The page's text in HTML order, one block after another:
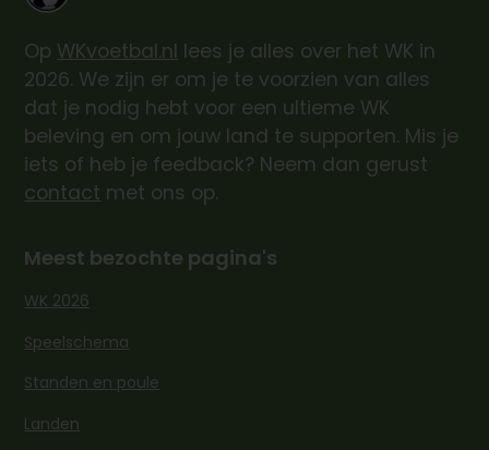
Op WKvoetbal.nl lees je alles over het WK in
2026. We zijn er om je te voorzien van alles
dat je nodig hebt voor een ultieme WK
beleving en om jouw land te supporten. Mis je
iets of heb je feedback? Neem dan gerust
contact met ons op.
Meest bezochte pagina's
WK 2026
Speelschema
Standen en poule
Landen